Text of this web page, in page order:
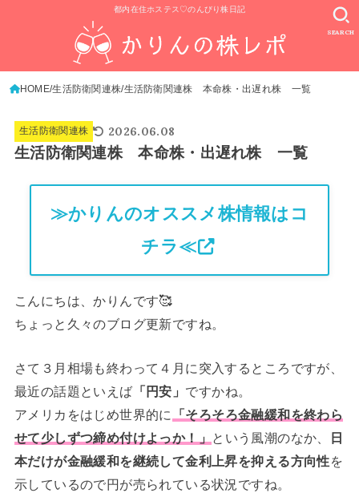
都内在住ホステス♡のんびり株日記
SEARCH
HOME 生活防衛関連株 生活防衛関連株 本命株・出遅れ株 一覧
生活防衛関連株 2026.06.08
生活防衛関連株 本命株・出遅れ株 一覧
≫かりんのオススメ株情報はコ
チラ≪
こんにちは、かりんです🥰
ちょっと久々のブログ更新ですね。
さて３月相場も終わって４月に突入するところですが、
最近の話題といえば 「円安」 ですかね。
アメリカをはじめ世界的に
「そろそろ金融緩和を終わら
せて少しずつ締め付けよっか！」
という風潮のなか、
日
本だけが金融緩和を継続して金利上昇を抑える方向性を
示しているので円が売られている状況ですね。